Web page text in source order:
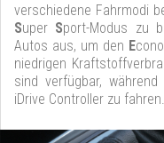
verschiedene Fahrmodi
Super Sport-Modus zu
Autos aus, um den E
niedrigen
sind verfügbar,
iDrive Controller zu fahren.